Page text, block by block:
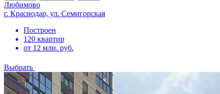
Любимово
г. Краснодар, ул. Семигорская
Построен
120 квартир
от 12 млн. руб.
Выбрать